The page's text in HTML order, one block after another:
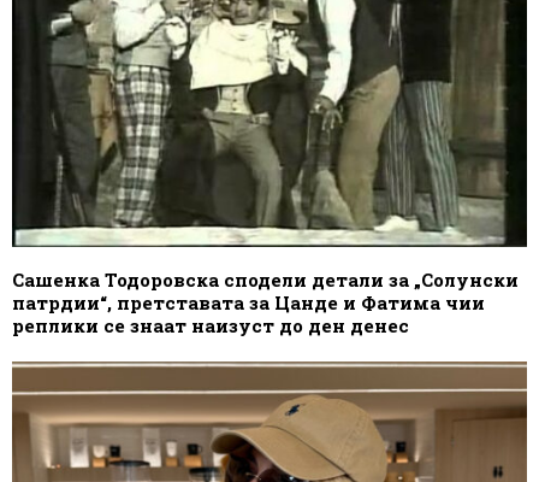
Сашенка Тодоровска сподели детали за „Солунски
патрдии“, претставата за Цанде и Фатима чии
реплики се знаат наизуст до ден денес